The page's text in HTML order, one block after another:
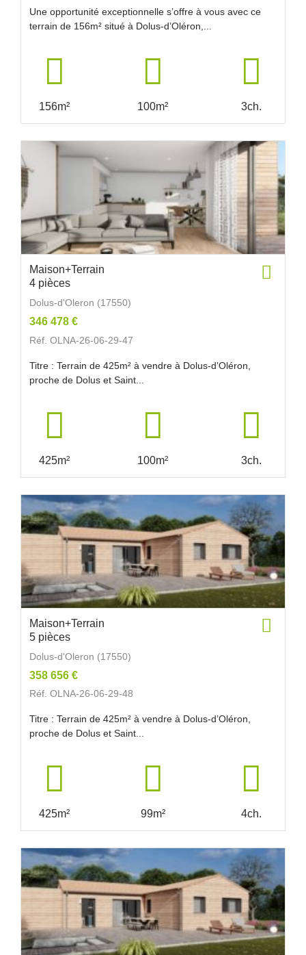
Une opportunité exceptionnelle s’offre à vous avec ce
terrain de 156m² situé à Dolus-d’Oléron,...
156m² 100m² 3ch.
Maison+Terrain
4 pièces
Dolus-d'Oleron (17550)
346 478 €
Réf. OLNA-26-06-29-47
Titre : Terrain de 425m² à vendre à Dolus-d’Oléron,
proche de Dolus et Saint...
425m² 100m² 3ch.
Maison+Terrain
5 pièces
Dolus-d'Oleron (17550)
358 656 €
Réf. OLNA-26-06-29-48
Titre : Terrain de 425m² à vendre à Dolus-d’Oléron,
proche de Dolus et Saint...
425m² 99m² 4ch.